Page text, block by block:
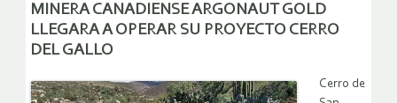
MINERA CANADIENSE ARGONAUT GOLD
LLEGARA A OPERAR SU PROYECTO CERRO
DEL GALLO
Cerro de